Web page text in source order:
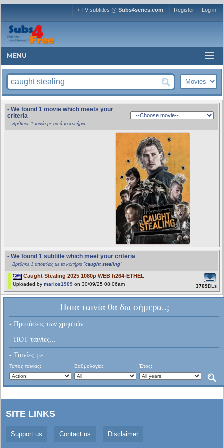
+ TV subtitles @ Subs4series.com Register | Log in
MENU
- We found 1 movie which meets your
criteria
Βρέθηκε 1 ταινία με αυτά τα κριτήρια
- We found 1 subtitle which meet your criteria
Βρέθηκε 1 υπότιτλος με τα κριτήρια "caught stealing"
Caught Stealing 2025 1080p WEB h264-ETHEL
Uploaded bymarios1909 on 30/09/25 08:06am 3709DLs
Ποια ταινία θα δω σήμερα..;
- Προτάσεις των χρηστών...
- HOT ταινίες...
- Ταινίες με...
Τύπος ταινίας: Βαθμολογία: Έτος:
SITE LINKS
Support us Contact us Disclaimer